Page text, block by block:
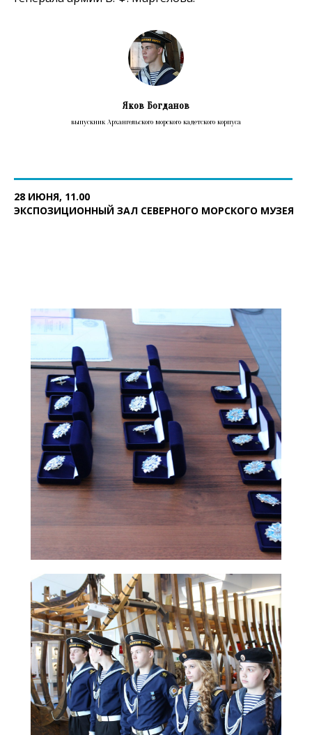
Яков Богданов
выпускник Архангельского морского кадетского корпуса
28 ИЮНЯ, 11.00
ЭКСПОЗИЦИОННЫЙ ЗАЛ СЕВЕРНОГО МОРСКОГО МУЗЕЯ